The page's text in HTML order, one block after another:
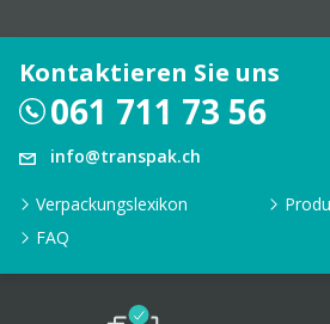
Kontaktieren Sie uns
061 711 73 56
info@transpak.ch
Verpackungslexikon
FAQ